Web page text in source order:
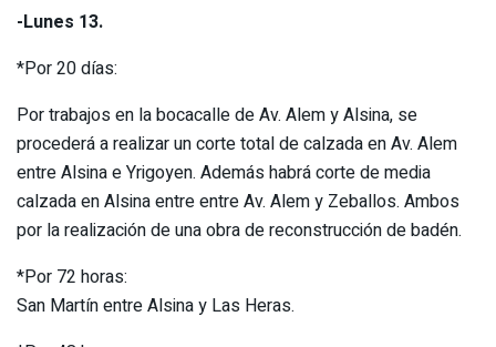
-Lunes 13.
*Por 20 días:
Por trabajos en la bocacalle de Av. Alem y Alsina, se
procederá a realizar un corte total de calzada en Av. Alem
entre Alsina e Yrigoyen. Además habrá corte de media
calzada en Alsina entre entre Av. Alem y Zeballos. Ambos
por la realización de una obra de reconstrucción de badén.
*Por 72 horas:
San Martín entre Alsina y Las Heras.